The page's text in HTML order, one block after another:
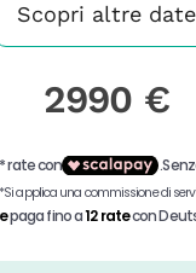
Scopri altre date
2990 €